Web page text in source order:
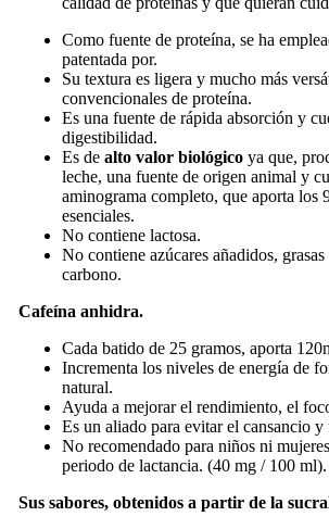
Como fuente de proteína, se ha
patentada por.
Su textura es ligera y mucho más
convencionales de proteína.
Es una fuente de rápida absorción y
digestibilidad.
Es de alto valor biológico ya que,
leche, una fuente de origen animal y
aminograma completo, que aporta los
esenciales.
No contiene lactosa.
No contiene azúcares añadidos,
carbono.
Cafeína anhidra.
Cada batido de 25 gramos, aporta
Incrementa los niveles de energía de
natural.
Ayuda a mejorar el rendimiento, el
Es un aliado para evitar el cansancio y
No recomendado para niños ni
periodo de lactancia. (40 mg / 100 ml).
Sus sabores, obtenidos a partir de la